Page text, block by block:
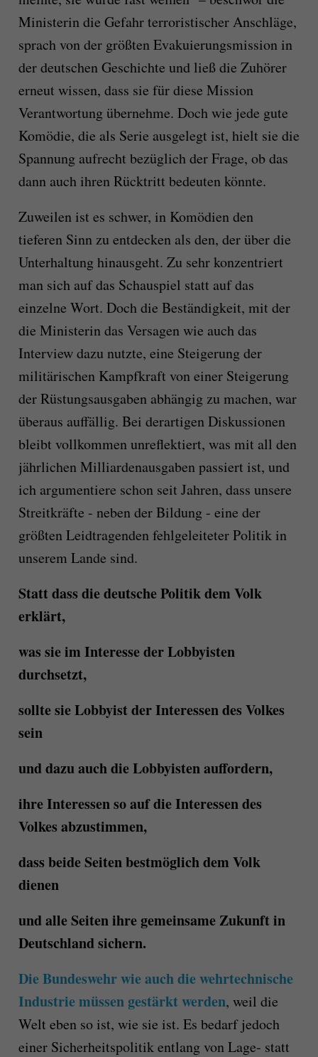
Ministerin die Gefahr terroristischer Anschläge,
sprach von der größten Evakuierungsmission in
der deutschen Geschichte und ließ die Zuhörer
erneut wissen, dass sie für diese Mission
Verantwortung übernehme. Doch wie jede gute
Komödie, die als Serie ausgelegt ist, hielt sie die
Spannung aufrecht bezüglich der Frage, ob das
dann auch ihren Rücktritt bedeuten könnte.
Zuweilen ist es schwer, in Komödien den
tieferen Sinn zu entdecken als den, der über die
Unterhaltung hinausgeht. Zu sehr konzentriert
man sich auf das Schauspiel statt auf das
einzelne Wort. Doch die Beständigkeit, mit der
die Ministerin das Versagen wie auch das
Interview dazu nutzte, eine Steigerung der
militärischen Kampfkraft von einer Steigerung
der Rüstungsausgaben abhängig zu machen, war
überaus auffällig. Bei derartigen Diskussionen
bleibt vollkommen unreflektiert, was mit all den
jährlichen Milliardenausgaben passiert ist, und
ich argumentiere schon seit Jahren, dass unsere
Streitkräfte - neben der Bildung - eine der
größten Leidtragenden fehlgeleiteter Politik in
unserem Lande sind.
Statt dass die deutsche Politik dem Volk
erklärt,
was sie im Interesse der Lobbyisten
durchsetzt,
sollte sie Lobbyist der Interessen des Volkes
sein
und dazu auch die Lobbyisten auffordern,
ihre Interessen so auf die Interessen des
Volkes abzustimmen,
dass beide Seiten bestmöglich dem Volk
dienen
und alle Seiten ihre gemeinsame Zukunft in
Deutschland sichern.
Die Bundeswehr wie auch die wehrtechnische
Industrie müssen gestärkt werden, weil die
Welt eben so ist, wie sie ist. Es bedarf jedoch
einer Sicherheitspolitik entlang von Lage- statt